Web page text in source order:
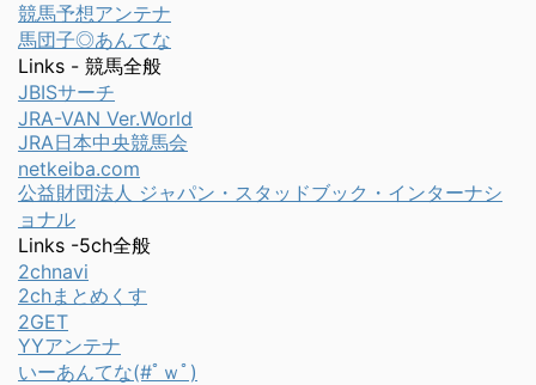
競馬予想アンテナ
馬団子◎あんてな
Links - 競馬全般
JBISサーチ
JRA-VAN Ver.World
JRA日本中央競馬会
netkeiba.com
公益財団法人 ジャパン・スタッドブック・インターナシ
ョナル
Links -5ch全般
2chnavi
2chまとめくす
2GET
YYアンテナ
いーあんてな(#ﾟｗﾟ)